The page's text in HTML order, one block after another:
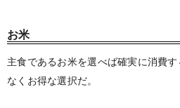
お米
主食であるお米を選べば確実に消費
なくお得な選択だ。